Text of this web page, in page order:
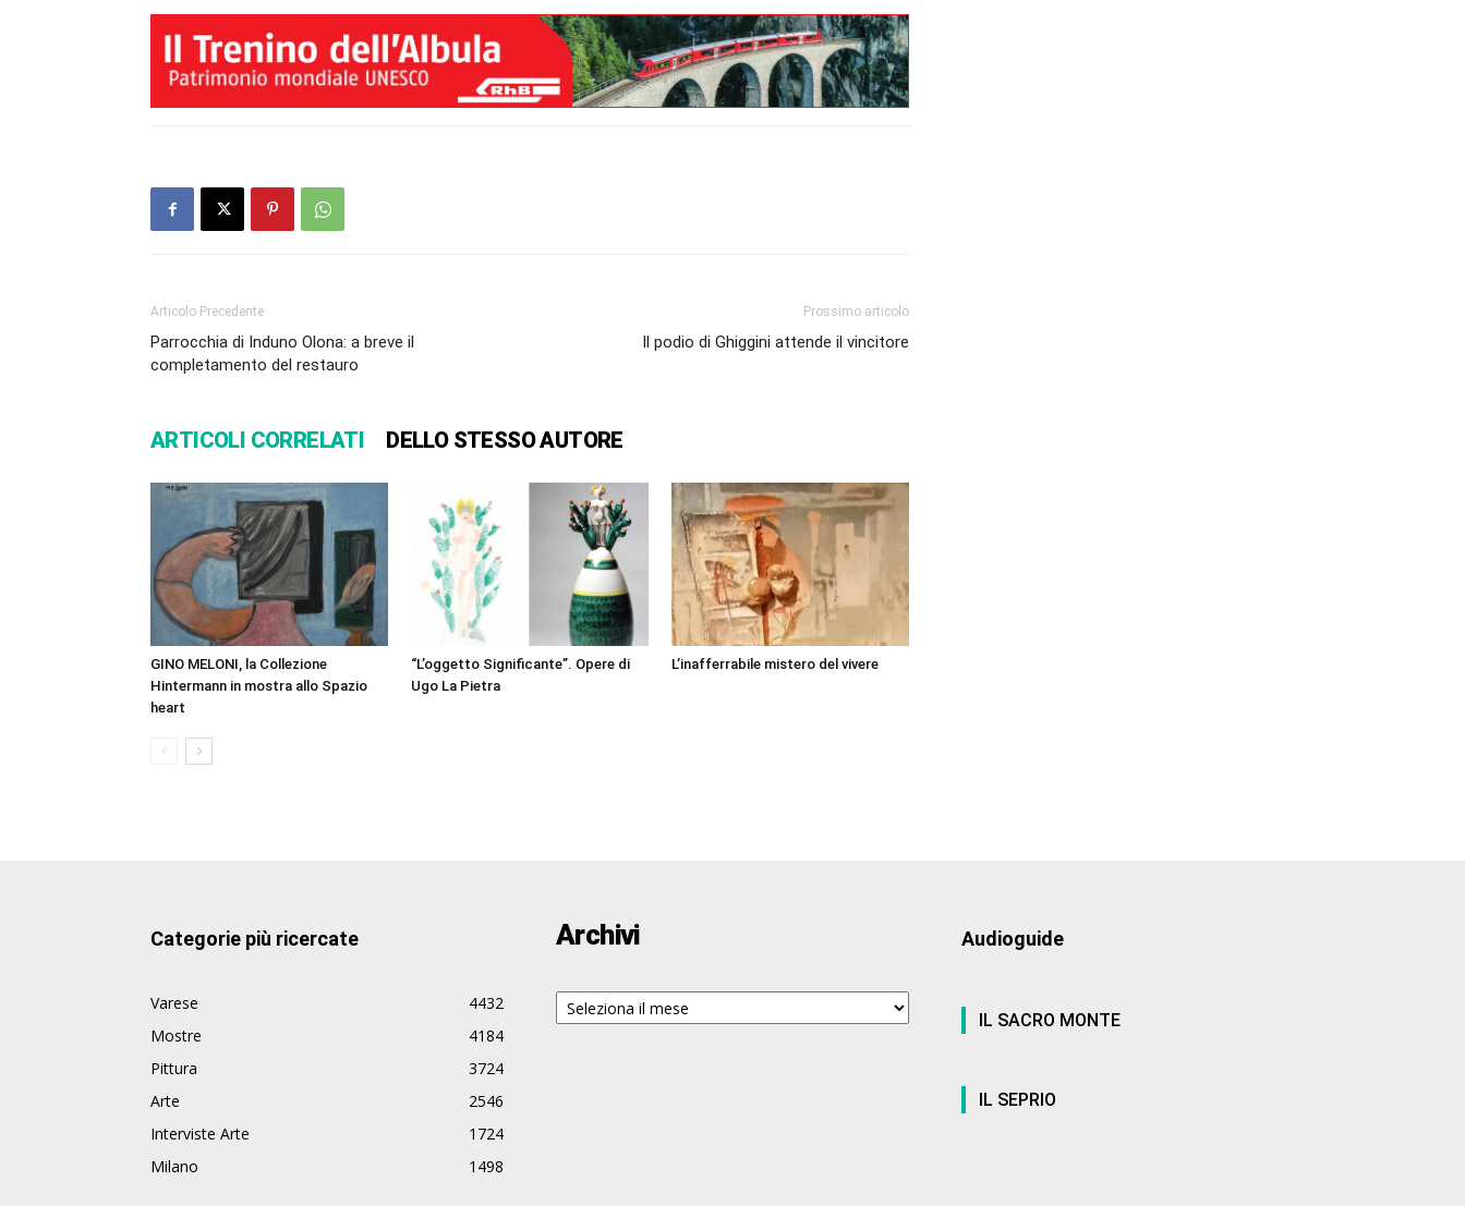
Articolo Precedente
Parrocchia di Induno Olona: a breve il
completamento del restauro
Prossimo articolo
Il podio di Ghiggini attende il vincitore
ARTICOLI CORRELATI DELLO STESSO AUTORE
GINO MELONI, la Collezione
Hintermann in mostra allo Spazio
heart
“L’oggetto Significante”. Opere di
Ugo La Pietra
L’inafferrabile mistero del vivere
Categorie più ricercate
Varese
4432
Mostre
4184
Pittura
3724
Arte
2546
Interviste Arte
1724
Milano
1498
Archivi
Archivi
Audioguide
IL SACRO MONTE
IL SEPRIO